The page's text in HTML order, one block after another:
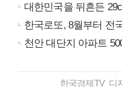
대한민국을 뒤흔든
한국로또, 8월부터 전
천안 대단지 아파트
한국경제TV 디